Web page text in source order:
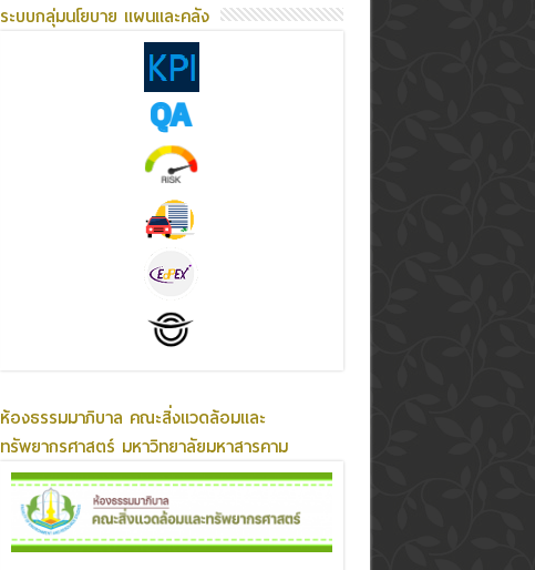
ระบบกลุ่มนโยบาย แผนและคลัง
ห้องธรรมมาภิบาล คณะสิ่งแวดล้อมและ
ทรัพยากรศาสตร์ มหาวิทยาลัยมหาสารคาม